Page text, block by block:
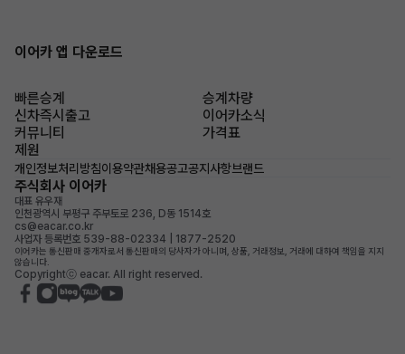
이어카 앱 다운로드
빠른승계
승계차량
신차즉시출고
이어카소식
커뮤니티
가격표
제원
개인정보처리방침이용약관채용공고공지사항브랜드
주식회사 이어카
대표 유우재
인천광역시 부평구 주부토로 236, D동 1514호
cs@eacar.co.kr
사업자 등록번호 539-88-02334 | 1877-2520
이어카는 통신판매 중개자로서 통신판매의 당사자가 아니며, 상품, 거래정보, 거래에 대하여 책임을 지지
않습니다.
Copyrightⓒ eacar. All right reserved.